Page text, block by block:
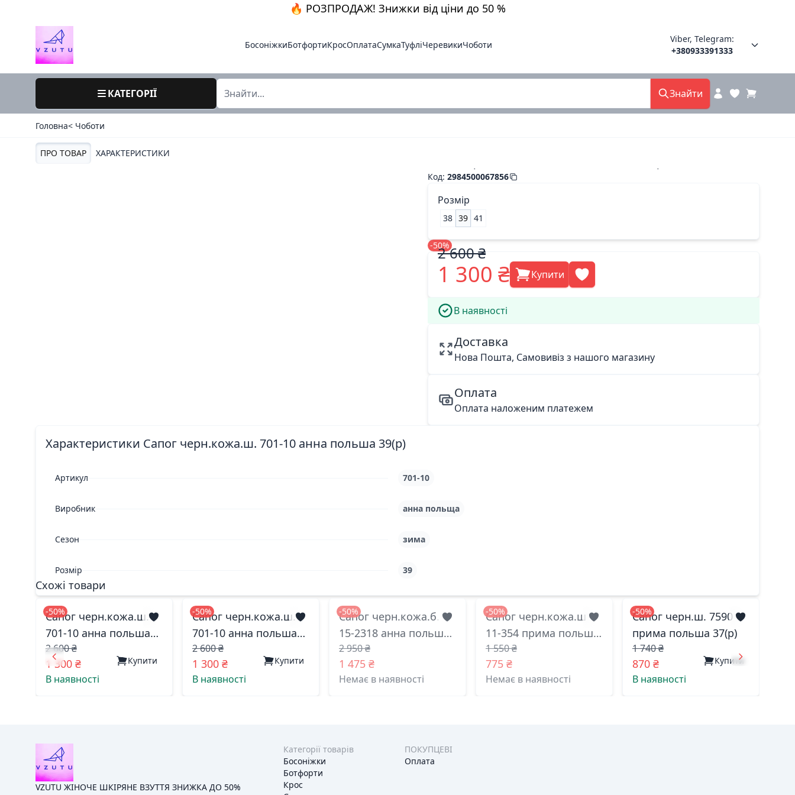
🔥 РОЗПРОДАЖ! Знижки від ціни до 50 %
БосоніжкиБотфортиКросОплатаСумкаТуфліЧеревикиЧоботи
Viber, Telegram:
+380933391333
КАТЕГОРІЇ Знайти
Головна< Чоботи
ПРО ТОВАР ХАРАКТЕРИСТИКИ
39 / 701-10 / анна польща / зима
Код:2984500067856
Розмір
38 39 41
-50%
2 600 ₴
1 300 ₴ Купити
В наявності
Доставка
Нова Пошта, Самовивіз з нашого магазину
Оплата
Оплата наложеним платежем
Характеристики Сапог черн.кожа.ш. 701-10 анна польша 39(р)
Артикул 701-10
Виробник анна польща
Сезон зима
Розмір 39
Схожі товари
-50%
Сапог черн.кожа.ш.
701-10 анна польша
38(р)
2 600 ₴
1 300 ₴ Купити
В наявності
-50%
Сапог черн.кожа.ш.
701-10 анна польша
41(р)
2 600 ₴
1 300 ₴ Купити
В наявності
-50%
Сапог черн.кожа.б.
15-2318 анна польша
39(р)
2 950 ₴
1 475 ₴
Немає в наявності
-50%
Сапог черн.кожа.ш
11-354 прима польша
40(р)
1 550 ₴
775 ₴
Немає в наявності
-50%
Сапог черн.ш. 7590
прима польша 37(р)
1 740 ₴
870 ₴ Купити
В наявності
VZUTU ЖІНОЧЕ ШКІРЯНЕ ВЗУТТЯ ЗНИЖКА ДО 50%
Категорії товарів
Босоніжки
Ботфорти
Крос
ПОКУПЦЕВІ
Оплата